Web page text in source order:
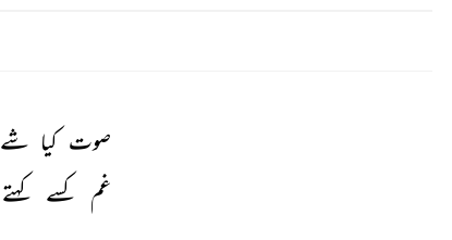
صوت کیا شے
غم کسے کہتے